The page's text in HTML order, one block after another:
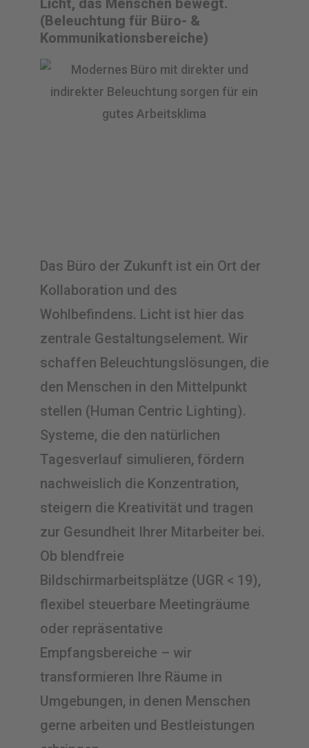
Licht, das Menschen bewegt.
(Beleuchtung für Büro- &
Kommunikationsbereiche)
Das Büro der Zukunft ist ein Ort der
Kollaboration und des
Wohlbefindens. Licht ist hier das
zentrale Gestaltungselement. Wir
schaffen Beleuchtungslösungen, die
den Menschen in den Mittelpunkt
stellen (Human Centric Lighting).
Systeme, die den natürlichen
Tagesverlauf simulieren, fördern
nachweislich die Konzentration,
steigern die Kreativität und tragen
zur Gesundheit Ihrer Mitarbeiter bei.
Ob blendfreie
Bildschirmarbeitsplätze (UGR < 19),
flexibel steuerbare Meetingräume
oder repräsentative
Empfangsbereiche – wir
transformieren Ihre Räume in
Umgebungen, in denen Menschen
gerne arbeiten und Bestleistungen